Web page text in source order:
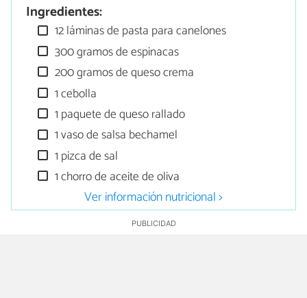
Ingredientes:
12 láminas de pasta para canelones
300 gramos de espinacas
200 gramos de queso crema
1 cebolla
1 paquete de queso rallado
1 vaso de salsa bechamel
1 pizca de sal
1 chorro de aceite de oliva
Ver información nutricional >